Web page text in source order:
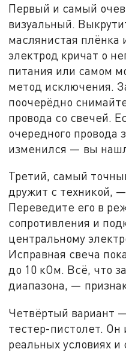
Первый и самый
визуальный.
маслянистая
электрод кричат о
питания или самом
метод исключения.
поочерёдно
провода со свечей.
очередного провода
изменился — вы
Третий, самый
дружит с техникой,
Переведите его в
сопротивления и
центральному
Исправная свеча
до 10 кОм. Всё, что
диапазона, —
Четвёртый вариант
тестер-пистолет. Он
реальных условиях